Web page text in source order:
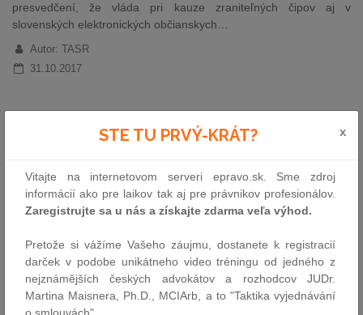
presvedčení, že vláda pri kauze zraniteľných čipov aj v
slovenských elektronických občianskych…
Autor: TASR
31.10.2017
Udalosti uplynulého týždňa
Kolégium Eurojustu zvolilo v utorkovom (24.10.) hlasovaní
Európskej únie. Hamran, súčasný podpredseda Eurojustu a
národný zástupca Slovenskej republiky, nahradí Belgičanku
Michele Coninsxovú, ktorá z Eurojustu odchádza.
Autor: TASR, redakcia
30.10.2017
STE TU PRVÝ-KRÁT? x
Vitajte na internetovom serveri epravo.sk. Sme zdroj
informácií ako pre laikov tak aj pre právnikov profesionálov.
Zaregistrujte sa u nás a získajte zdarma veľa výhod.
Pretože si vážíme Vašeho záujmu, dostanete k registracií
darček v podobe unikátneho video tréningu od jedného z
nejznámějších českých advokátov a rozhodcov JUDr.
Martina Maisnera, Ph.D., MCIArb, a to "Taktika vyjednávání
o smlouvách".